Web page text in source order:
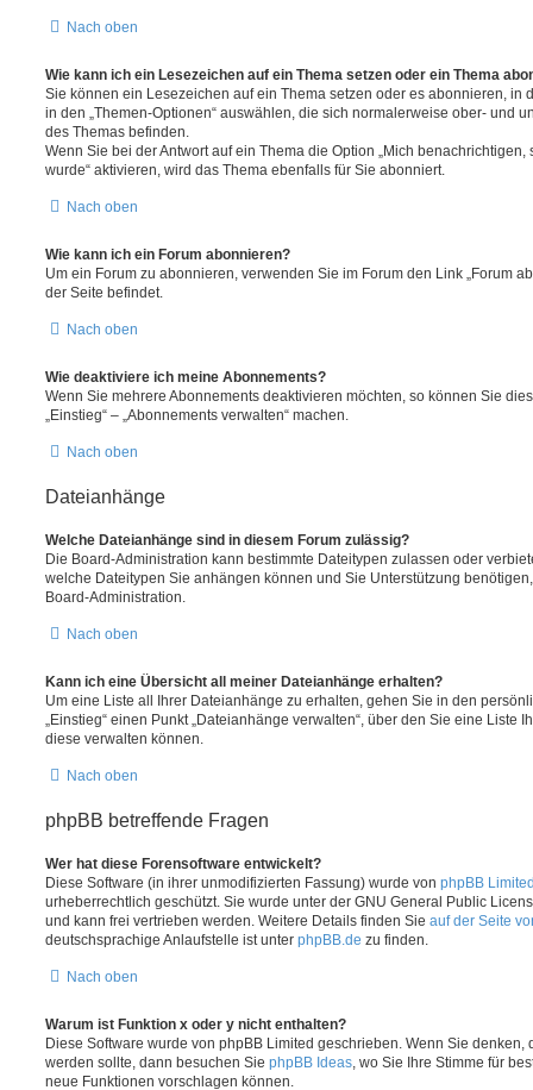
Nach oben
Wie kann ich ein Lesezeichen auf ein Thema setzen oder ein Thema
Sie können ein Lesezeichen auf ein Thema setzen oder es abonnieren, in
in den „Themen-Optionen“ auswählen, die sich normalerweise ober- und
des Themas befinden.
Wenn Sie bei der Antwort auf ein Thema die Option „Mich
wurde“ aktivieren, wird das Thema ebenfalls für Sie abonniert.
Nach oben
Wie kann ich ein Forum abonnieren?
Um ein Forum zu abonnieren, verwenden Sie im Forum den Link „Forum
der Seite befindet.
Nach oben
Wie deaktiviere ich meine Abonnements?
Wenn Sie mehrere Abonnements deaktivieren möchten, so können Sie
„Einstieg“ – „Abonnements verwalten“ machen.
Nach oben
Dateianhänge
Welche Dateianhänge sind in diesem Forum zulässig?
Die Board-Administration kann bestimmte Dateitypen zulassen oder
welche Dateitypen Sie anhängen können und Sie Unterstützung
Board-Administration.
Nach oben
Kann ich eine Übersicht all meiner Dateianhänge erhalten?
Um eine Liste all Ihrer Dateianhänge zu erhalten, gehen Sie in den
„Einstieg“ einen Punkt „Dateianhänge verwalten“, über den Sie eine Liste
diese verwalten können.
Nach oben
phpBB betreffende Fragen
Wer hat diese Forensoftware entwickelt?
Diese Software (in ihrer unmodifizierten Fassung) wurde von phpBB
urheberrechtlich geschützt. Sie wurde unter der GNU General Public
und kann frei vertrieben werden. Weitere Details finden Sie auf der Seite
deutschsprachige Anlaufstelle ist unter phpBB.de zu finden.
Nach oben
Warum ist Funktion x oder y nicht enthalten?
Diese Software wurde von phpBB Limited geschrieben. Wenn Sie denken,
werden sollte, dann besuchen Sie phpBB Ideas , wo Sie Ihre Stimme für
neue Funktionen vorschlagen können.